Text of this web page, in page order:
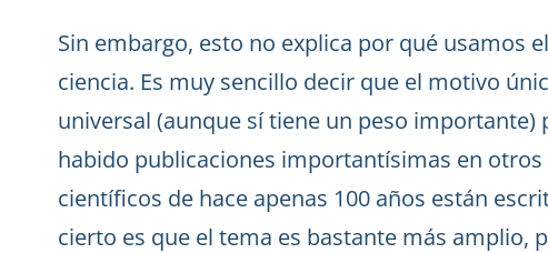
Sin embargo, esto no explica por qué usamos
ciencia. Es muy sencillo decir que el motivo
universal (aunque sí tiene un peso importante)
habido publicaciones importantísimas en
científicos de hace apenas 100 años están
cierto es que el tema es bastante más amplio,